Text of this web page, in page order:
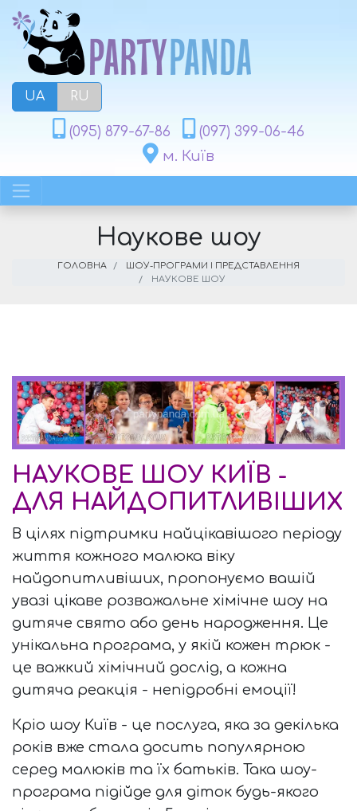
UA RU
(095) 879-67-86
(097) 399-06-46
м. Київ
Наукове шоу
ГОЛОВНА
ШОУ-ПРОГРАМИ І ПРЕДСТАВЛЕННЯ
НАУКОВЕ ШОУ
НАУКОВЕ ШОУ КИЇВ -
ДЛЯ НАЙДОПИТЛИВІШИХ
В цілях підтримки найцікавішого періоду
життя кожного малюка віку
найдопитливіших, пропонуємо вашій
увазі цікаве розважальне хімічне шоу на
дитяче свято або день народження. Це
унікальна програма, у якій кожен трюк -
це важкий хімічний дослід, а кожна
дитяча реакція - непідробні емоції!
Кріо шоу Київ - це послуга, яка за декілька
років вже стала досить популярною
серед малюків та їх батьків. Така шоу-
програма підійде для діток будь-якого